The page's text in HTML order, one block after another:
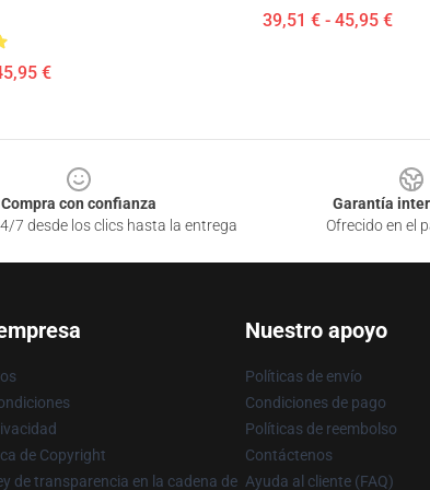
€
39,51 € - 45,95 €
Compra con confianza
7 desde los clics hasta la entrega
Garantía
Ofrecido en el
de Copyright
de transparencia en la cadena de
Nuestro apoyo
Políticas de envío
Condiciones de pago
Políticas de reembolso
Contáctenos
Ayuda al cliente (FAQ)